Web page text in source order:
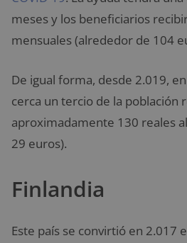
meses y los beneficiarios
mensuales (alrededor de 104
De igual forma, desde 2.019,
cerca un tercio de la población
aproximadamente 130 reales
29 euros).
Finlandia
Este país se convirtió en 2.017